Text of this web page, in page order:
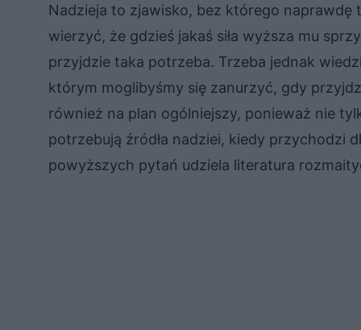
Nadzieja to zjawisko, bez którego naprawdę
wierzyć, że gdzieś jakaś siła wyższa mu
przyjdzie taka potrzeba. Trzeba jednak
którym moglibyśmy się zanurzyć, gdy
również na plan ogólniejszy, ponieważ nie
potrzebują źródła nadziei, kiedy przychodzi
powyższych pytań udziela literatura